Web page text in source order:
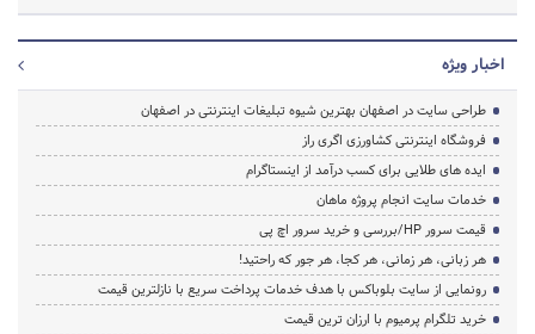
اخبار ویژه
طراحی سایت در اصفهان بهترین شیوه تبلیغات اینترنتی در اصفهان
فروشگاه اینترنتی کشاورزی اگری راز
ایده های طلایی برای کسب درآمد از اینستاگرام
خدمات سایت انجام پروژه ماهان
قیمت سرور HP/بررسی و خرید سرور اچ پی
هر زبانی، هر زمانی، هر کجا، هر جور که راحتید!
رونمایی از سایت بلوباکس با هدف خدمات پرداخت سریع با نازلترین قیمت
خرید تلگرام پرمیوم با ارزان ترین قیمت